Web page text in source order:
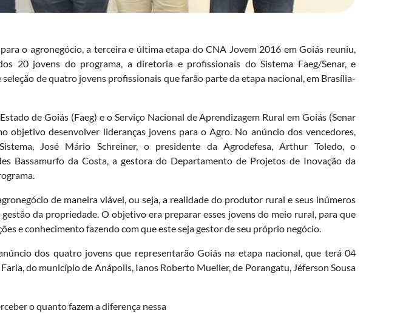
o agronegócio, a terceira e última etapa do CNA Jovem 2016 em Goiás reuniu,
20 jovens do programa, a diretoria e profissionais do Sistema Faeg/Senar, e
de quatro jovens profissionais que farão parte da etapa nacional, em Brasília-
de Goiás (Faeg) e o Serviço Nacional de Aprendizagem Rural em Goiás (Senar
objetivo desenvolver lideranças jovens para o Agro. No anúncio dos vencedores,
José Mário Schreiner, o presidente da Agrodefesa, Arthur Toledo, o
Bassamurfo da Costa, a gestora do Departamento de Projetos de Inovação da
de maneira viável, ou seja, a realidade do produtor rural e seus inúmeros
da propriedade. O objetivo era preparar esses jovens do meio rural, para que
e conhecimento fazendo com que este seja gestor de seu próprio negócio.
dos quatro jovens que representarão Goiás na etapa nacional, que terá 04
do município de Anápolis, Ianos Roberto Mueller, de Porangatu, Jéferson Sousa
o quanto fazem a diferença nessa